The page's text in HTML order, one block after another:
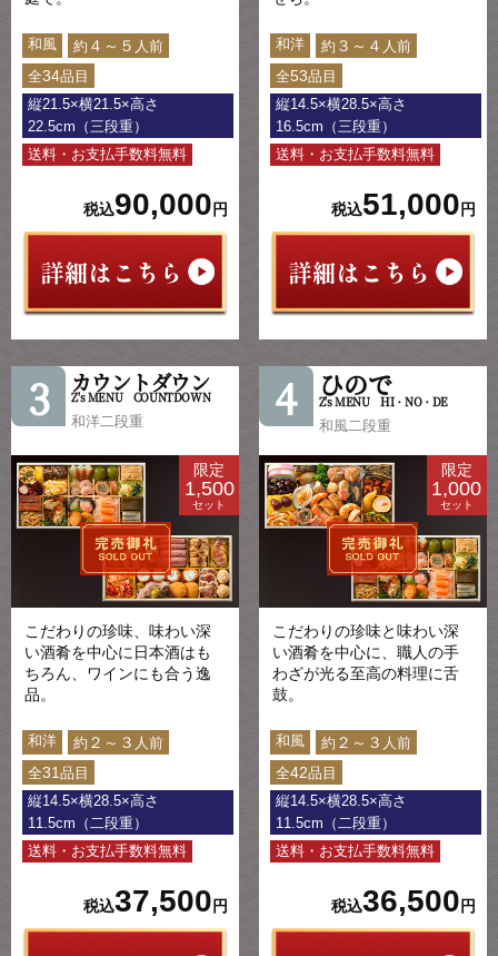
和風 約 ４～５ 人前
全34品目
縦21.5×横21.5×高さ
22.5cm（三段重）
送料・お支払手数料無料
税込90,000 円
和洋 約 ３～４ 人前
全53品目
縦14.5×横28.5×高さ
16.5cm（三段重）
送料・お支払手数料無料
税込51,000 円
3 カウントダウン
Z's MENU COUNTDOWN
和洋二段重
限定
1,500
セット
こだわりの珍味、味わい深
い酒肴を中心に日本酒はも
ちろん、ワインにも合う逸
品。
和洋 約 ２～３ 人前
全31 品目
縦14.5×横28.5×高さ
11.5cm（二段重）
送料・お支払手数料無料
税込37,500 円
4 ひので
Z's MENU HI・NO・DE
和風二段重
限定
1,000
セット
こだわりの珍味と味わい深
い酒肴を中心に、職人の手
わざが光る至高の料理に舌
鼓。
和風 約 ２～３ 人前
全42品目
縦14.5×横28.5×高さ
11.5cm（二段重）
送料・お支払手数料無料
税込36,500 円